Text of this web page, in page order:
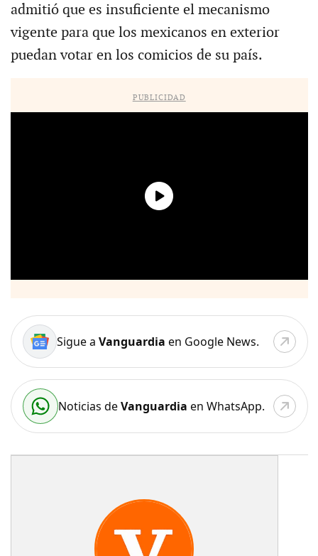
admitió que es insuficiente el mecanismo
vigente para que los mexicanos en exterior
puedan votar en los comicios de su país.
PUBLICIDAD
Sigue a Vanguardia en Google News.
Noticias deVanguardia en WhatsApp.